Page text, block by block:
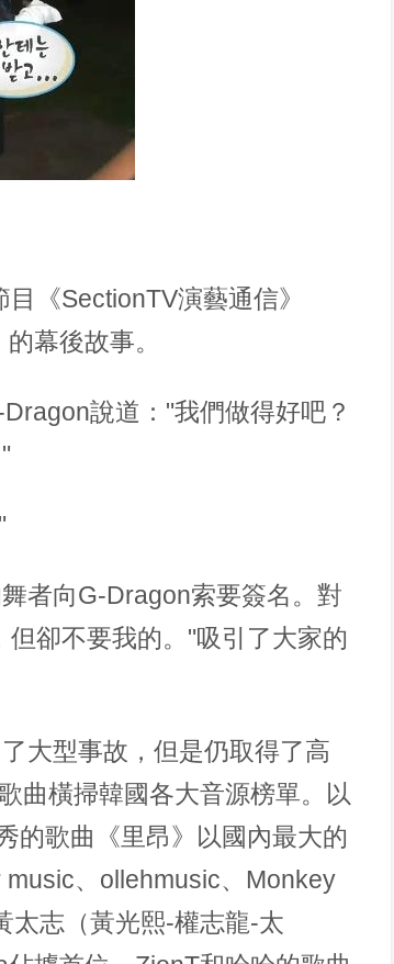
《SectionTV演藝通信》
幕後故事。
說道："我們做得好吧？
者向G-Dragon索要簽名。對
卻不要我的。"吸引了大家的
大型事故，但是仍取得了高
曲橫掃韓國各大音源榜單。以
的歌曲《里昂》以國內最大的
、ollehmusic、Monkey
太志（黃光熙-權志龍-太